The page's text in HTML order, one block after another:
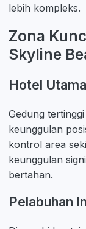
lebih kompleks.
Zona
Skyline
Hotel Utama
Gedung
keunggulan
kontrol area
keunggulan
bertahan.
Pelabuhan